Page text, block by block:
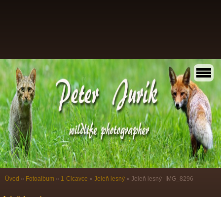
Úvod » Fotoalbum » 1-Cicavce » Jeleň lesný » Jeleň lesný -IMG_8296